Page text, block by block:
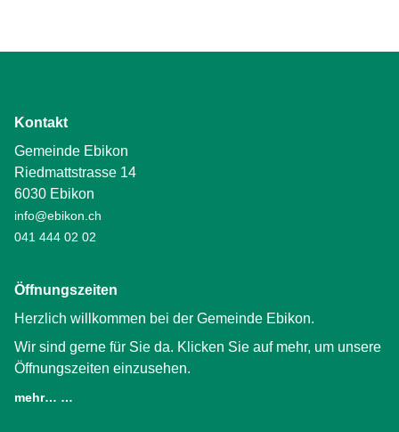
Kontakt
Gemeinde Ebikon
Riedmattstrasse 14
6030 Ebikon
info@ebikon.ch
041 444 02 02
Öffnungszeiten
Herzlich willkommen bei der Gemeinde Ebikon.
Wir sind gerne für Sie da. Klicken Sie auf mehr, um unsere
Öffnungszeiten einzusehen.
mehr… …